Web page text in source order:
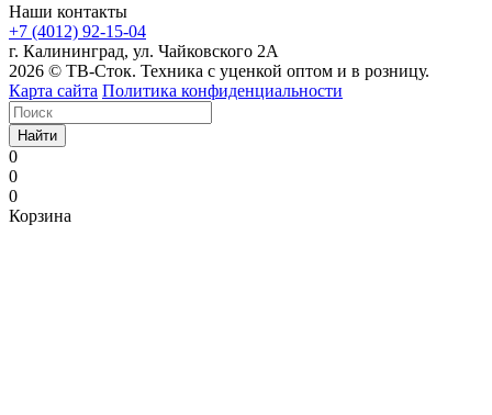
Наши контакты
+7 (4012) 92-15-04
г. Калининград, ул. Чайковского 2А
2026 © ТВ-Сток. Техника с уценкой оптом и в розницу.
Карта сайта Политика конфиденциальности
Найти
0
0
0
Корзина